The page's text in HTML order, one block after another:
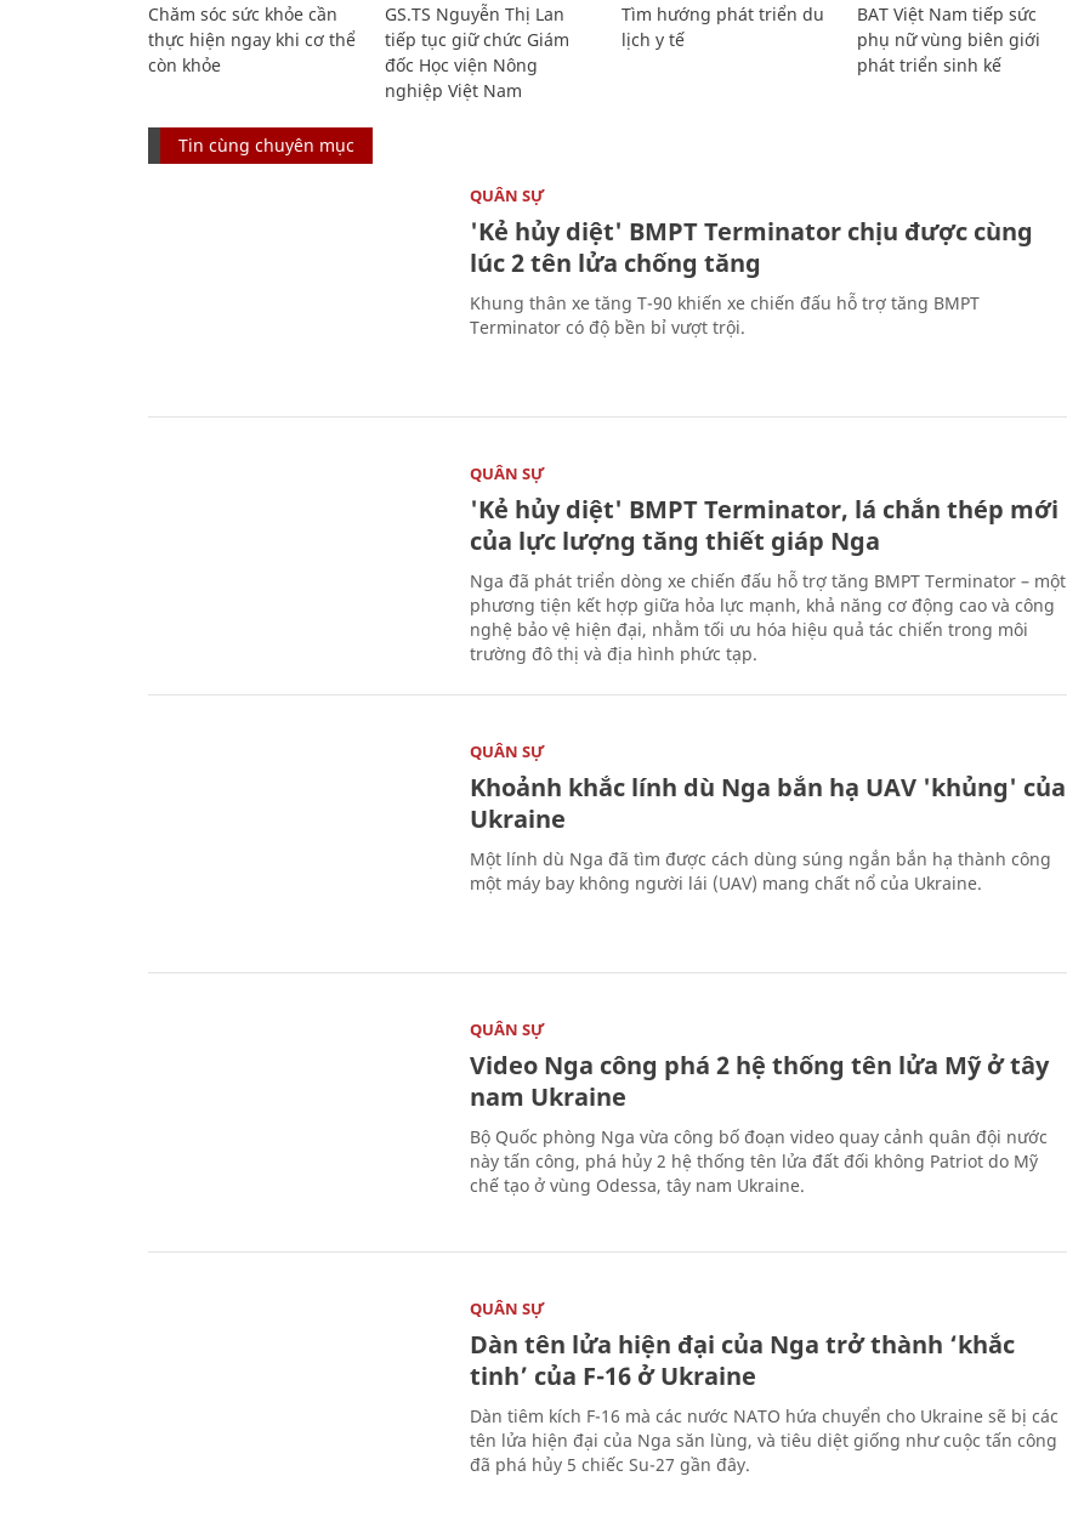
Chăm sóc sức khỏe cần
thực hiện ngay khi cơ thể
còn khỏe
GS.TS Nguyễn Thị Lan
tiếp tục giữ chức Giám
đốc Học viện Nông
nghiệp Việt Nam
Tìm hướng phát triển du
lịch y tế
BAT Việt Nam tiếp sức
phụ nữ vùng biên giới
phát triển sinh kế
Tin cùng chuyên mục
QUÂN SỰ
'Kẻ hủy diệt' BMPT Terminator chịu được cùng
lúc 2 tên lửa chống tăng
Khung thân xe tăng T-90 khiến xe chiến đấu hỗ trợ tăng BMPT
Terminator có độ bền bỉ vượt trội.
QUÂN SỰ
'Kẻ hủy diệt' BMPT Terminator, lá chắn thép mới
của lực lượng tăng thiết giáp Nga
Nga đã phát triển dòng xe chiến đấu hỗ trợ tăng BMPT Terminator – một
phương tiện kết hợp giữa hỏa lực mạnh, khả năng cơ động cao và công
nghệ bảo vệ hiện đại, nhằm tối ưu hóa hiệu quả tác chiến trong môi
trường đô thị và địa hình phức tạp.
QUÂN SỰ
Khoảnh khắc lính dù Nga bắn hạ UAV 'khủng' của
Ukraine
Một lính dù Nga đã tìm được cách dùng súng ngắn bắn hạ thành công
một máy bay không người lái (UAV) mang chất nổ của Ukraine.
QUÂN SỰ
Video Nga công phá 2 hệ thống tên lửa Mỹ ở tây
nam Ukraine
Bộ Quốc phòng Nga vừa công bố đoạn video quay cảnh quân đội nước
này tấn công, phá hủy 2 hệ thống tên lửa đất đối không Patriot do Mỹ
chế tạo ở vùng Odessa, tây nam Ukraine.
QUÂN SỰ
Dàn tên lửa hiện đại của Nga trở thành ‘khắc
tinh’ của F-16 ở Ukraine
Dàn tiêm kích F-16 mà các nước NATO hứa chuyển cho Ukraine sẽ bị các
tên lửa hiện đại của Nga săn lùng, và tiêu diệt giống như cuộc tấn công
đã phá hủy 5 chiếc Su-27 gần đây.